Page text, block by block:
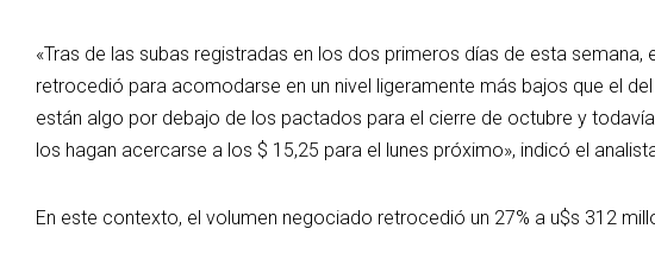
«Tras de las subas registradas en los dos primeros días de esta
retrocedió para acomodarse en un nivel ligeramente más bajos que el
están algo por debajo de los pactados para el cierre de octubre y
los hagan acercarse a los $ 15,25 para el lunes próximo», indicó el
En este contexto, el volumen negociado retrocedió un 27% a u$s 312